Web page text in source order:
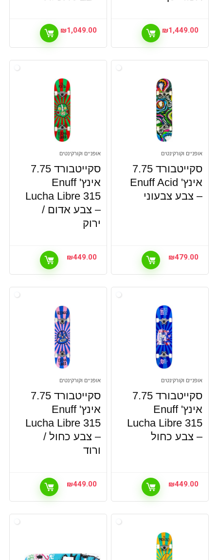
₪1,449.00
₪1,049.00
אופניים וקורקינטים
סקייטבורד 7.75
אינץ' Enuff Acid
– צבע צבעוני
₪479.00
אופניים וקורקינטים
סקייטבורד 7.75
אינץ' Enuff
Lucha Libre 315
– צבע אדום /
ירוק
₪449.00
אופניים וקורקינטים
סקייטבורד 7.75
אינץ' Enuff
Lucha Libre 315
– צבע כחול
₪449.00
אופניים וקורקינטים
סקייטבורד 7.75
אינץ' Enuff
Lucha Libre 315
– צבע כחול /
ורוד
₪449.00